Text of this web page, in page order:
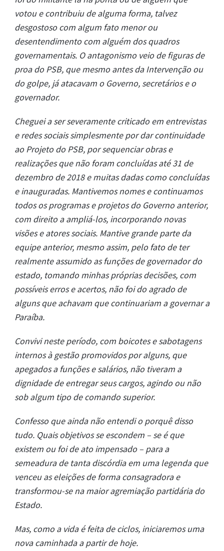
votou e contribuiu de alguma forma, talvez
desgostoso com algum fato menor ou
desentendimento com alguém dos quadros
governamentais. O antagonismo veio de figuras de
proa do PSB, que mesmo antes da Intervenção ou
do golpe, já atacavam o Governo, secretários e o
governador.
Cheguei a ser severamente criticado em entrevistas
e redes sociais simplesmente por dar continuidade
ao Projeto do PSB, por sequenciar obras e
realizações que não foram concluídas até 31 de
dezembro de 2018 e muitas dadas como concluídas
e inauguradas. Mantivemos nomes e continuamos
todos os programas e projetos do Governo anterior,
com direito a ampliá-los, incorporando novas
visões e atores sociais. Mantive grande parte da
equipe anterior, mesmo assim, pelo fato de ter
realmente assumido as funções de governador do
estado, tomando minhas próprias decisões, com
possíveis erros e acertos, não foi do agrado de
alguns que achavam que continuariam a governar a
Paraíba.
Convivi neste período, com boicotes e sabotagens
internos à gestão promovidos por alguns, que
apegados a funções e salários, não tiveram a
dignidade de entregar seus cargos, agindo ou não
sob algum tipo de comando superior.
Confesso que ainda não entendi o porquê disso
tudo. Quais objetivos se escondem – se é que
existem ou foi de ato impensado – para a
semeadura de tanta discórdia em uma legenda que
venceu as eleições de forma consagradora e
transformou-se na maior agremiação partidária do
Estado.
Mas, como a vida é feita de ciclos, iniciaremos uma
nova caminhada a partir de hoje.